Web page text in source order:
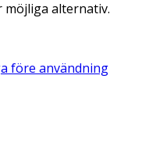
alternativ.
före användning